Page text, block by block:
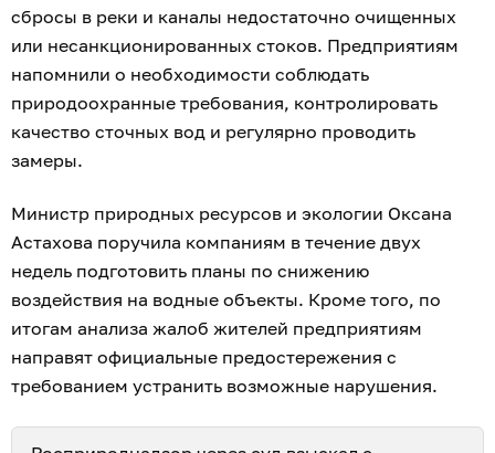
сбросы в реки и каналы недостаточно очищенных
или несанкционированных стоков. Предприятиям
напомнили о необходимости соблюдать
природоохранные требования, контролировать
качество сточных вод и регулярно проводить
замеры.
Министр природных ресурсов и экологии Оксана
Астахова поручила компаниям в течение двух
недель подготовить планы по снижению
воздействия на водные объекты. Кроме того, по
итогам анализа жалоб жителей предприятиям
направят официальные предостережения с
требованием устранить возможные нарушения.